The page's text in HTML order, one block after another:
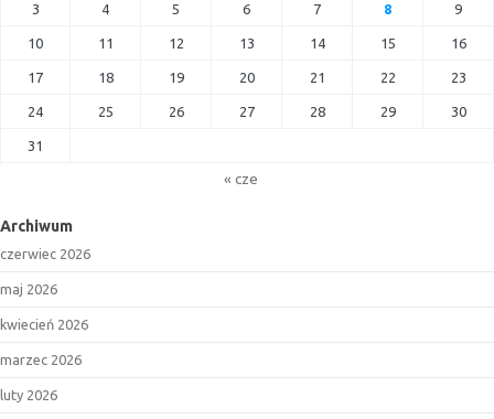
3 4 5 6 7 8 9
10 11 12 13 14 15 16
17 18 19 20 21 22 23
24 25 26 27 28 29 30
31
« cze
Archiwum
czerwiec 2026
maj 2026
kwiecień 2026
marzec 2026
luty 2026